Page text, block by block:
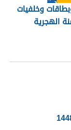
وخلفيات
الهجرية